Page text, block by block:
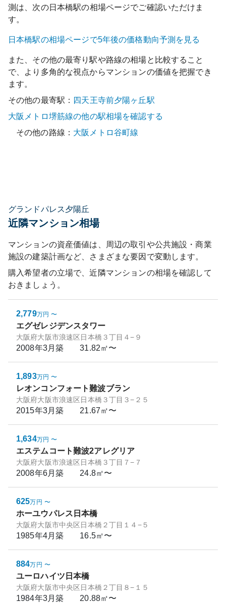
測は、次の日本橋駅の相場ページでご確認いただけま
す。
日本橋駅の相場ページで5年後の価格動向予測を見る
また、その他の最寄り駅や路線の相場と比較すること
で、より多角的な視点からマンションの価値を把握でき
ます。
その他の最寄駅： 四天王寺前夕陽ヶ丘駅
大阪メトロ堺筋線の他の駅相場を確認する
その他の路線： 大阪メトロ谷町線
グランドパレス夕陽丘
近隣マンション相場
マンションの資産価値は、周辺の取引や公共施設・商業
施設の建築計画など、さまざまな要因で変動します。
購入希望者の立場で、近隣マンションの相場を確認して
おきましょう。
2,779万円 〜
エグゼレジデンスタワー
大阪府大阪市浪速区日本橋３丁目４−９
2008年3月築 31.82㎡〜
1,893万円 〜
レオンコンフォート難波ブラン
大阪府大阪市浪速区日本橋３丁目３−２５
2015年3月築 21.67㎡〜
1,634万円 〜
エステムコート難波2アレグリア
大阪府大阪市浪速区日本橋３丁目７−７
2008年6月築 24.8㎡〜
625万円 〜
ホーユウパレス日本橋
大阪府大阪市中央区日本橋２丁目１４−５
1985年4月築 16.5㎡〜
884万円 〜
ユーロハイツ日本橋
大阪府大阪市中央区日本橋２丁目８−１５
1984年3月築 20.88㎡〜